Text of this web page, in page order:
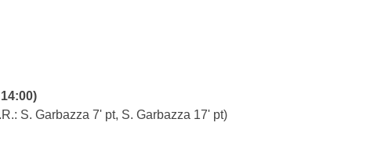
S. Garbazza 7' pt, S. Garbazza 17' pt)